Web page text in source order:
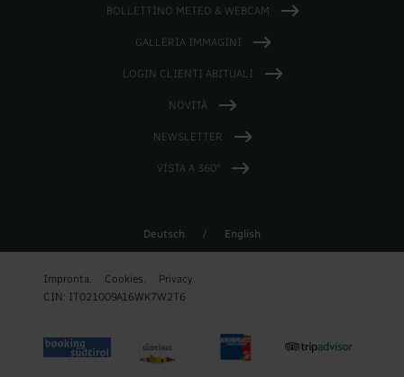
BOLLETTINO METEO & WEBCAM
GALLERIA IMMAGINI
LOGIN CLIENTI ABITUALI
NOVITÀ
NEWSLETTER
VISTA A 360°
Deutsch / English
Impronta. Cookies.
Privacy.
CIN: IT021009A16WK7W2T6